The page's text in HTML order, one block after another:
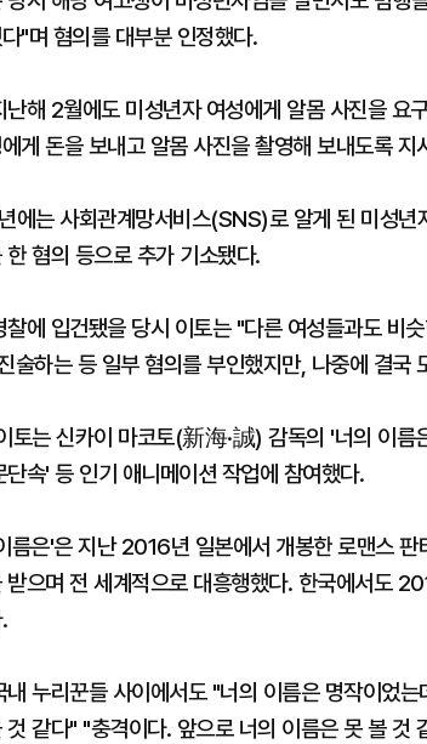
"며 혐의를 대부분 인정했다.
난해 2월에도 미성년자 여성에게 알몸 사진을
게 돈을 보내고 알몸 사진을 촬영해 보내도록 지
에는 사회관계망서비스(SNS)로 알게 된 미성년
한 혐의 등으로 추가 기소됐다.
찰에 입건됐을 당시 이토는 "다른 여성들과도 비
술하는 등 일부 혐의를 부인했지만, 나중에 결국
토는 신카이 마코토(新海·誠) 감독의 '너의 이
단속' 등 인기 애니메이션 작업에 참여했다.
름은'은 지난 2016년 일본에서 개봉한 로맨스
받으며 전 세계적으로 대흥행했다. 한국에서도
내 누리꾼들 사이에서도 "너의 이름은 명작이었
것 같다" "충격이다. 앞으로 너의 이름은 못 볼 것